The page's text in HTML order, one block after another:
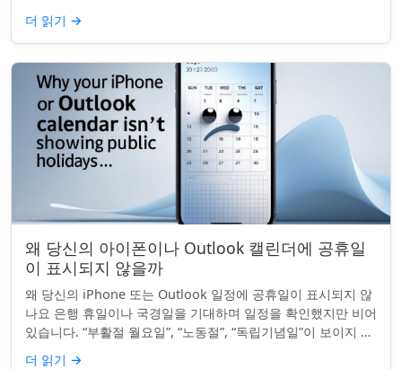
할 때 공휴일은 생각보다 더 중요...
더 읽기 →
왜 당신의 아이폰이나 Outlook 캘린더에 공휴일
이 표시되지 않을까
왜 당신의 iPhone 또는 Outlook 일정에 공휴일이 표시되지 않
나요 은행 휴일이나 국경일을 기대하며 일정을 확인했지만 비어
있습니다. “부활절 월요일”, “노동절”, “독립기념일”이 보이지 않
네요. iPhon...
더 읽기 →